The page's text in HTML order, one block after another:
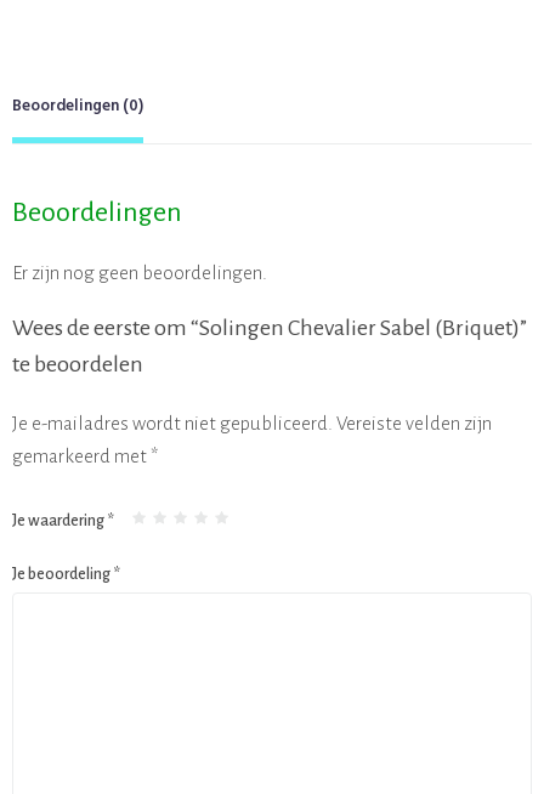
Beoordelingen (0)
Beoordelingen
Er zijn nog geen beoordelingen.
Wees de eerste om “Solingen Chevalier Sabel (Briquet)”
te beoordelen
Je e-mailadres wordt niet gepubliceerd. Vereiste velden zijn
gemarkeerd met *
Je waardering *
Je beoordeling *